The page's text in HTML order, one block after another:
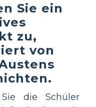
Sie ein
zu,
von
Sie die Schüler